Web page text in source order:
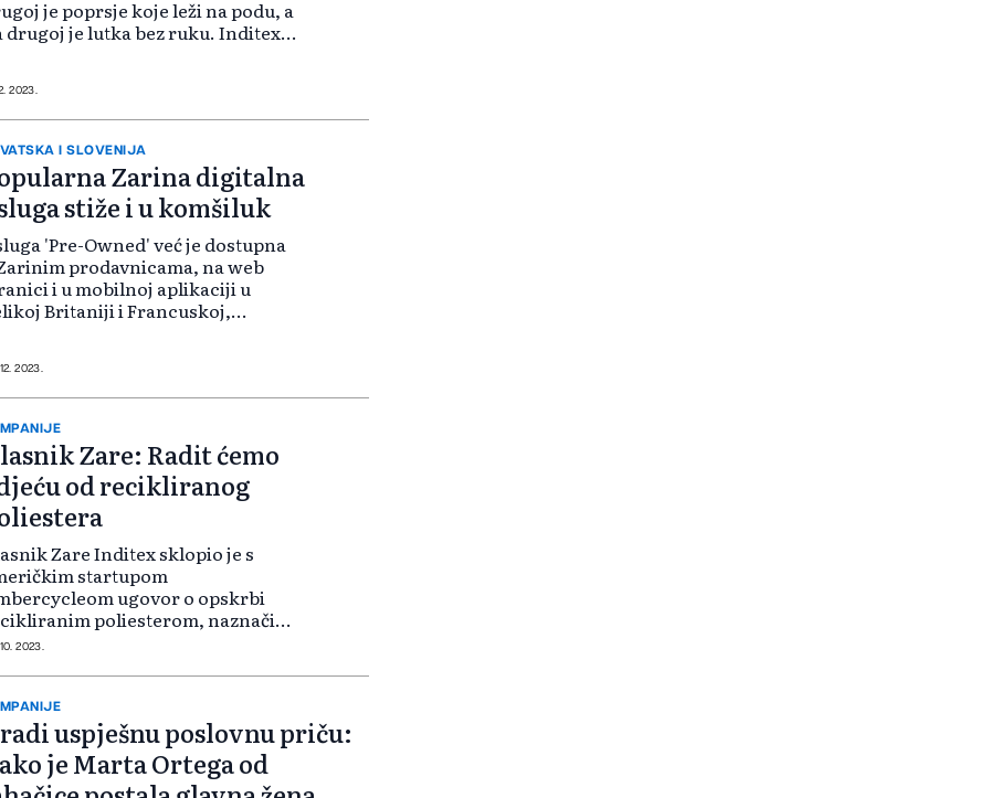
je poprsje koje leži na podu, a
drugoj je lutka bez ruku. Inditex,
postupka osvje...
2023.
I SLOVENIJA
Zarina digitalna
stiže i u komšiluk
'Pre-Owned' već je dostupna
prodavnicama, na web
i u mobilnoj aplikaciji u
Britaniji i Francuskoj,
Španiji, Njemačkoj, Au...
2023.
Zare: Radit ćemo
od recikliranog
Zare Inditex sklopio je s
startupom
ugovor o opskrbi
poliesterom, naznačivši
u proizvodnji odjeće ubuduće
otpad. Najveći lanac
odjećom u sv...
2023.
uspješnu poslovnu priču:
je Marta Ortega od